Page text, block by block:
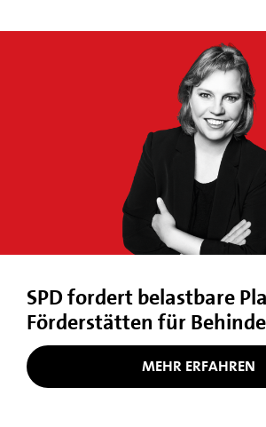
SPD fordert belastbare
Förderstätten für
MEHR ERFAHREN